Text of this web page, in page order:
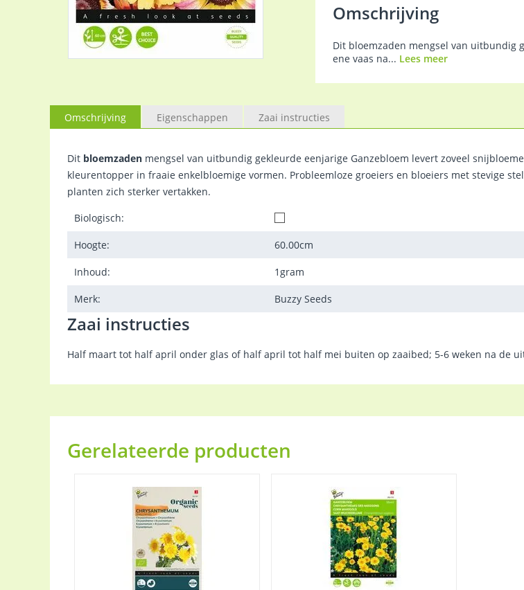
Omschrijving
Dit bloemzaden mengsel van uitbundig
ene vaas na... Lees meer
Omschrijving Eigenschappen Zaai instructies
Dit bloemzaden mengsel van uitbundig gekleurde eenjarige Ganzebloem levert zoveel
kleurentopper in fraaie enkelbloemige vormen. Probleemloze groeiers en bloeiers met stevige
planten zich sterker vertakken.
Biologisch:
Hoogte: 60.00cm
Inhoud: 1gram
Merk: Buzzy Seeds
Zaai instructies
Half maart tot half april onder glas of half april tot half mei buiten op zaaibed; 5-6 weken na de
Gerelateerde producten